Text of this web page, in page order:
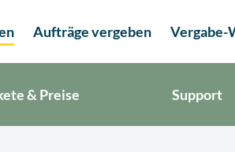
Aufträge vergeben Vergabe-
& Preise Support